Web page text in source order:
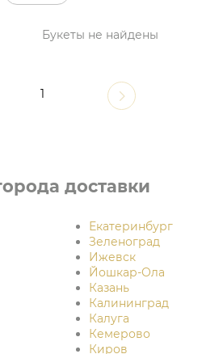
Букеты не найдены
1
доставки
Екатеринбург
Зеленоград
Ижевск
Йошкар-Ола
Казань
Калининград
Калуга
Кемерово
Киров